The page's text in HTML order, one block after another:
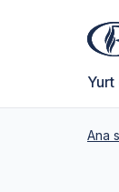
Yurt
Ana